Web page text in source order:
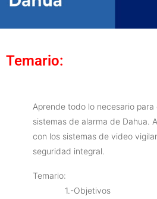
Temario:
Aprende todo lo necesario para
sistemas de alarma de Dahua.
con los sistemas de video
seguridad integral.
Temario:
1.-Objetivos